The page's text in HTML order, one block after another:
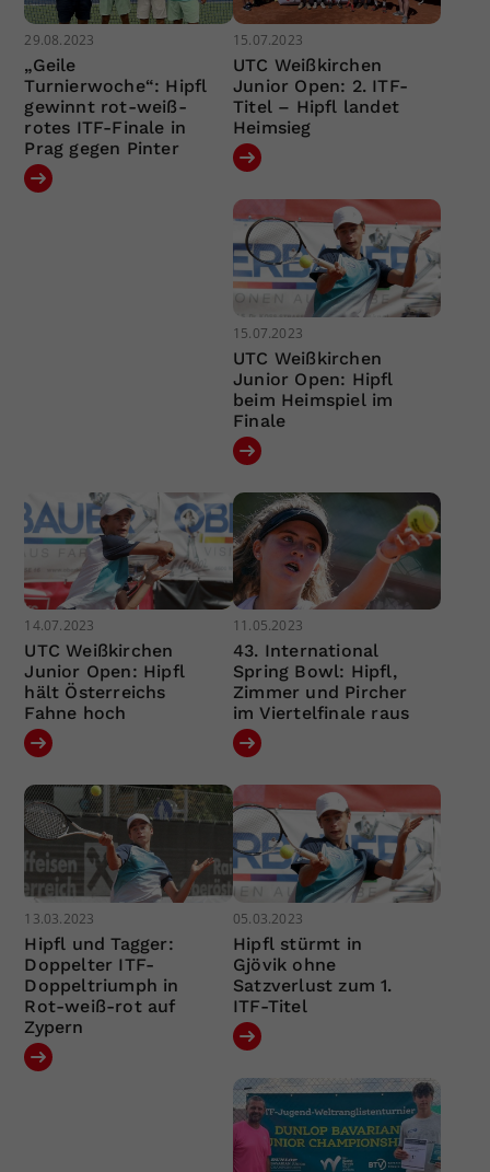
29.08.2023
„Geile
Turnierwoche“: Hipfl
gewinnt rot-weiß-
rotes ITF-Finale in
Prag gegen Pinter
15.07.2023
UTC Weißkirchen
Junior Open: 2. ITF-
Titel – Hipfl landet
Heimsieg
15.07.2023
UTC Weißkirchen
Junior Open: Hipfl
beim Heimspiel im
Finale
14.07.2023
UTC Weißkirchen
Junior Open: Hipfl
hält Österreichs
Fahne hoch
11.05.2023
43. International
Spring Bowl: Hipfl,
Zimmer und Pircher
im Viertelfinale raus
13.03.2023
Hipfl und Tagger:
Doppelter ITF-
Doppeltriumph in
Rot-weiß-rot auf
Zypern
05.03.2023
Hipfl stürmt in
Gjövik ohne
Satzverlust zum 1.
ITF-Titel